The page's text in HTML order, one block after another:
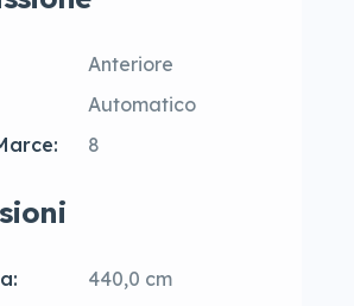
Anteriore
Automatico
8
440,0 cm